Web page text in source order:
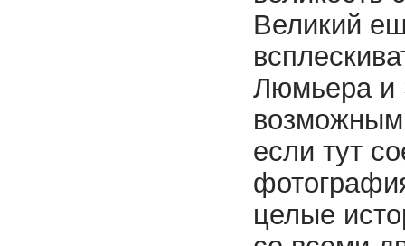
Великий
Люмьера и
возможным
если тут
целые